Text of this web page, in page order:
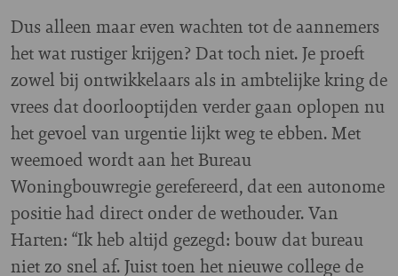
Dus alleen maar even wachten tot de aannemers
het wat rustiger krijgen? Dat toch niet. Je proeft
zowel bij ontwikkelaars als in ambtelijke kring de
vrees dat doorlooptijden verder gaan oplopen nu
het gevoel van urgentie lijkt weg te ebben. Met
weemoed wordt aan het Bureau
Woningbouwregie gerefereerd, dat een autonome
positie had direct onder de wethouder. Van
Harten: “Ik heb altijd gezegd: bouw dat bureau
niet zo snel af. Juist toen het nieuwe college de